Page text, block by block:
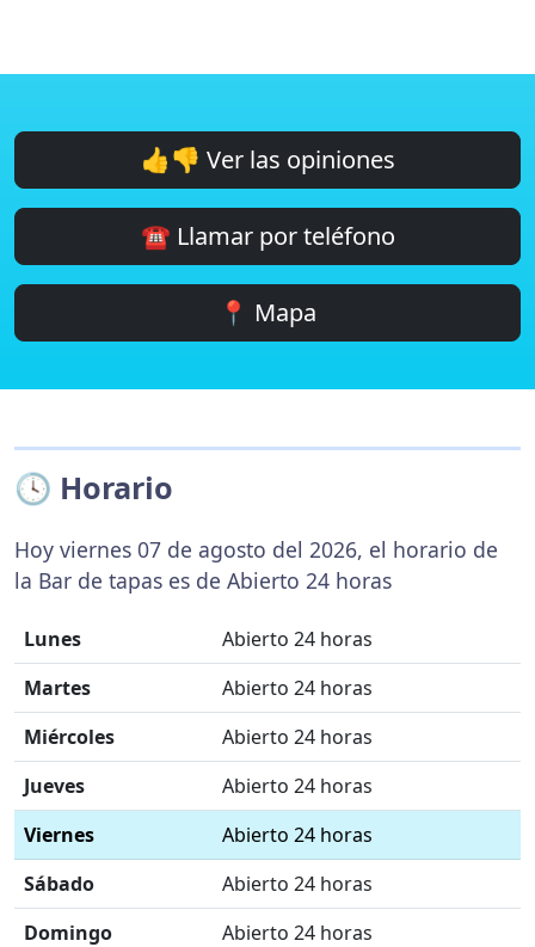
👍👎 Ver las opiniones
☎️ Llamar por teléfono
📍 Mapa
🕓 Horario
Hoy viernes 07 de agosto del 2026, el horario de
la Bar de tapas es de Abierto 24 horas
Lunes
Abierto 24 horas
Martes
Abierto 24 horas
Miércoles
Abierto 24 horas
Jueves
Abierto 24 horas
Viernes
Abierto 24 horas
Sábado
Abierto 24 horas
Domingo
Abierto 24 horas